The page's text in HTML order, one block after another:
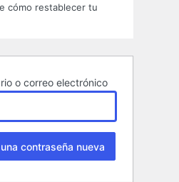
cómo restablecer tu
o correo electrónico